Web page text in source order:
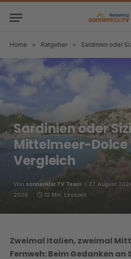
Home » Ratgeber » Sardinien oder Sizilien:
Sardinien oder
Mittelmeer-Dolce
Vergleich
Von sonnenklar.TV Team 27. August
2026
12 Min. Lesezeit
Zweimal Italien, zweimal
Fernweh: Beim Gedanken an